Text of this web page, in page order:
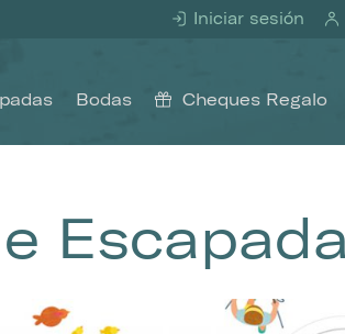
Iniciar sesión
Bodas Cheques Regalo